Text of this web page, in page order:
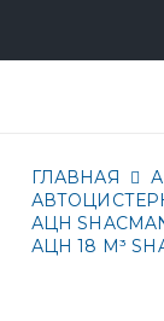
ГЛАВНАЯ
АЦН
АЦН 18 М³